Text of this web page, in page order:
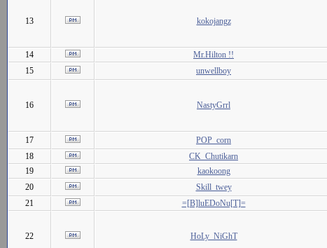
13 kokojangz
14 Mr.Hilton !!
15
unwellboy
16 NastyGrrl
17 POP_corn
18
CK_Chutikarn
19
kaokoong
20
Skill_twey
21
=[B]luEDoNu[T]=
22 HoLy_NiGhT